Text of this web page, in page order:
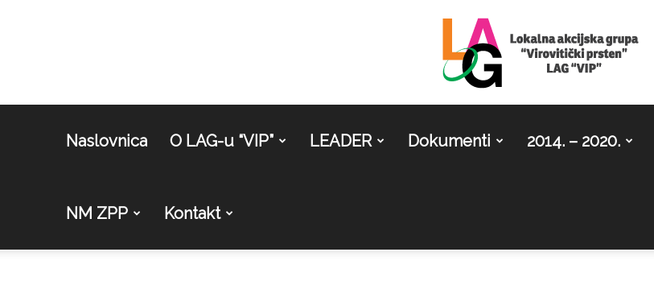
LAG
Naslovnica O LAG-u “VIP” LEADER Dokumenti 2014. – 2020.
NM ZPP Kontakt